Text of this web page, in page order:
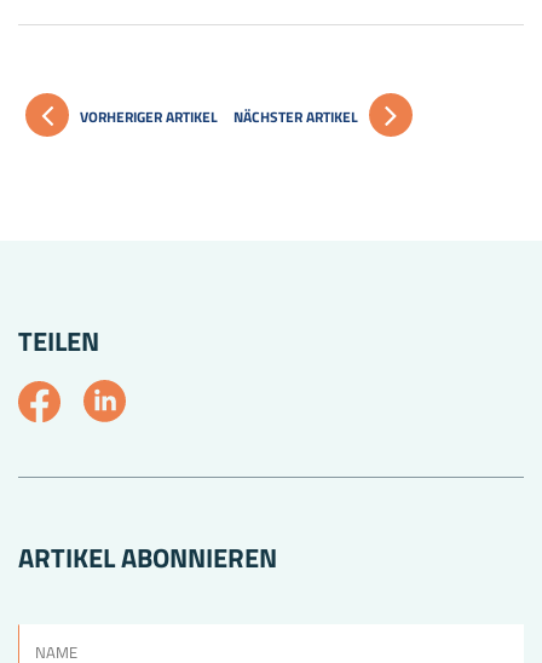
VORHERIGER ARTIKEL NÄCHSTER ARTIKEL
TEILEN
ARTIKEL ABONNIEREN